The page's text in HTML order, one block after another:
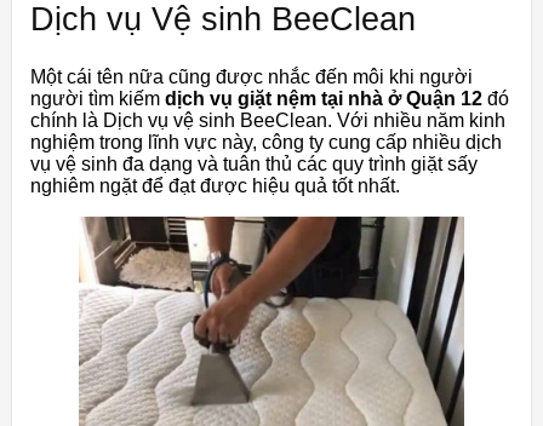
Dịch vụ Vệ sinh BeeClean
Một cái tên nữa cũng được nhắc đến môi khi người
người tìm kiếm dịch vụ giặt nệm tại nhà ở Quận 12 đó
chính là Dịch vụ vệ sinh BeeClean. Với nhiều năm kinh
nghiệm trong lĩnh vực này, công ty cung cấp nhiều dịch
vụ vệ sinh đa dạng và tuân thủ các quy trình giặt sấy
nghiêm ngặt để đạt được hiệu quả tốt nhất.